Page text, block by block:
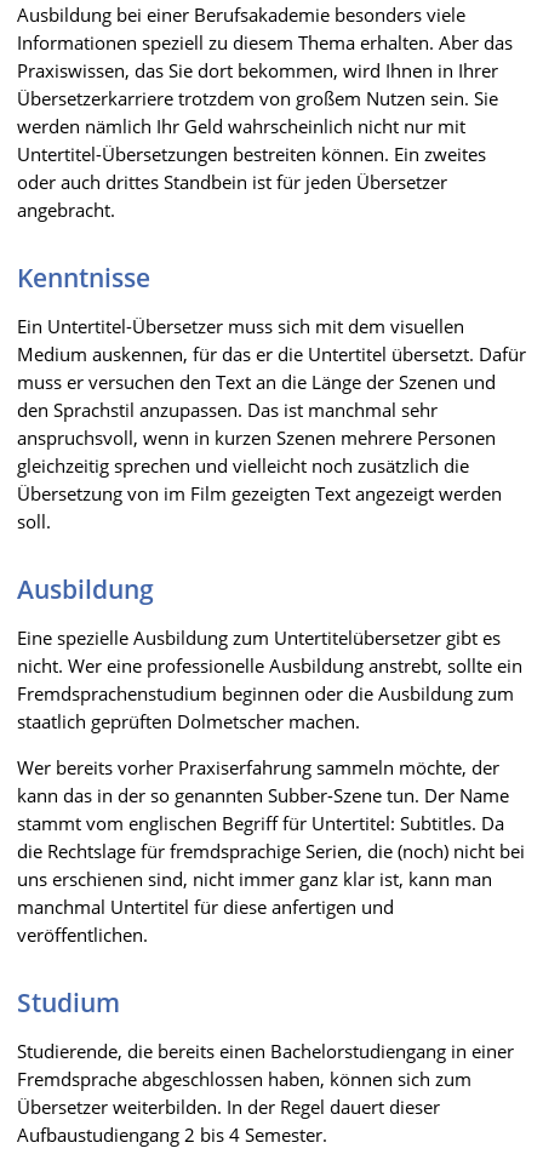
Ausbildung bei einer Berufsakademie besonders viele
Informationen speziell zu diesem Thema erhalten. Aber das
Praxiswissen, das Sie dort bekommen, wird Ihnen in Ihrer
Übersetzerkarriere trotzdem von großem Nutzen sein. Sie
werden nämlich Ihr Geld wahrscheinlich nicht nur mit
Untertitel-Übersetzungen bestreiten können. Ein zweites
oder auch drittes Standbein ist für jeden Übersetzer
angebracht.
Kenntnisse
Ein Untertitel-Übersetzer muss sich mit dem visuellen
Medium auskennen, für das er die Untertitel übersetzt. Dafür
muss er versuchen den Text an die Länge der Szenen und
den Sprachstil anzupassen. Das ist manchmal sehr
anspruchsvoll, wenn in kurzen Szenen mehrere Personen
gleichzeitig sprechen und vielleicht noch zusätzlich die
Übersetzung von im Film gezeigten Text angezeigt werden
soll.
Ausbildung
Eine spezielle Ausbildung zum Untertitelübersetzer gibt es
nicht. Wer eine professionelle Ausbildung anstrebt, sollte ein
Fremdsprachenstudium beginnen oder die Ausbildung zum
staatlich geprüften Dolmetscher machen.
Wer bereits vorher Praxiserfahrung sammeln möchte, der
kann das in der so genannten Subber-Szene tun. Der Name
stammt vom englischen Begriff für Untertitel: Subtitles. Da
die Rechtslage für fremdsprachige Serien, die (noch) nicht bei
uns erschienen sind, nicht immer ganz klar ist, kann man
manchmal Untertitel für diese anfertigen und
veröffentlichen.
Studium
Studierende, die bereits einen Bachelorstudiengang in einer
Fremdsprache abgeschlossen haben, können sich zum
Übersetzer weiterbilden. In der Regel dauert dieser
Aufbaustudiengang 2 bis 4 Semester.